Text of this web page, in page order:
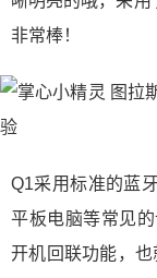
非常棒！
Q1采用标准的蓝
平板电脑等常见
开机回联功能，